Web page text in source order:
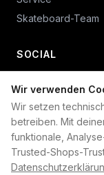
Wir verwenden
Wir setzen
betreiben. Mit
funktionale,
Trusted-Shops-
Skateboard-Team
SOCIAL
+49 234 687 00
shop@plan-b-
Sichere Zahlung mit: